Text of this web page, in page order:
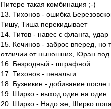
Питере такая комбинация ;-)
13. Тихонов - ошибка
Тишу, Тиша перекидывает
14. Титов - навес с фланга, удар
15. Кечинов - заброс вперед, но
отличии от нынешних, Юран под
16. Безродный - штрафной
17. Тихонов - пенальти
18. Бузникин - добивание после
19. Ширко - выход один на один.
20. Ширко - Надо же, Ширко